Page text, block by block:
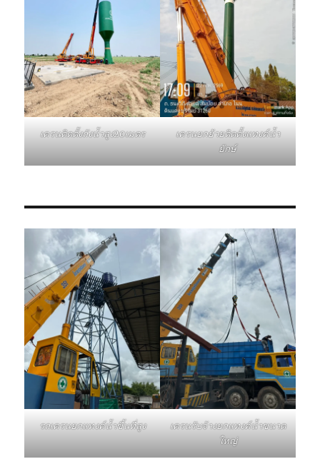
เครนติดตั้งถังน้ำสูง20เมตร
เครนยกย้ายติดตั้งแทงค์น้ำ
ยักษ์
รถเครนยกแทงค์น้ำขึ้นที่สูง
เครนรับจ้างยกแทงค์น้ำขนาด
ใหญ่